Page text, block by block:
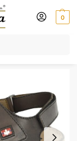
0
poza promocją)